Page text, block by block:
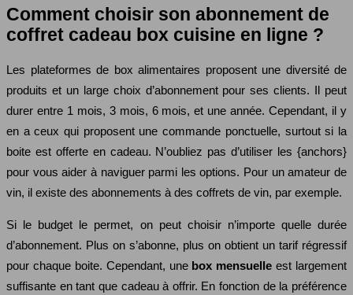
Comment choisir son abonnement de
coffret cadeau box cuisine en ligne ?
Les plateformes de box alimentaires proposent une diversité de
produits et un large choix d’abonnement pour ses clients. Il peut
durer entre 1 mois, 3 mois, 6 mois, et une année. Cependant, il y
en a ceux qui proposent une commande ponctuelle, surtout si la
boite est offerte en cadeau. N’oubliez pas d’utiliser les {anchors}
pour vous aider à naviguer parmi les options. Pour un amateur de
vin, il existe des abonnements à des coffrets de vin, par exemple.
Si le budget le permet, on peut choisir n’importe quelle durée
d’abonnement. Plus on s’abonne, plus on obtient un tarif régressif
pour chaque boite. Cependant, une box mensuelle est largement
suffisante en tant que cadeau à offrir. En fonction de la préférence